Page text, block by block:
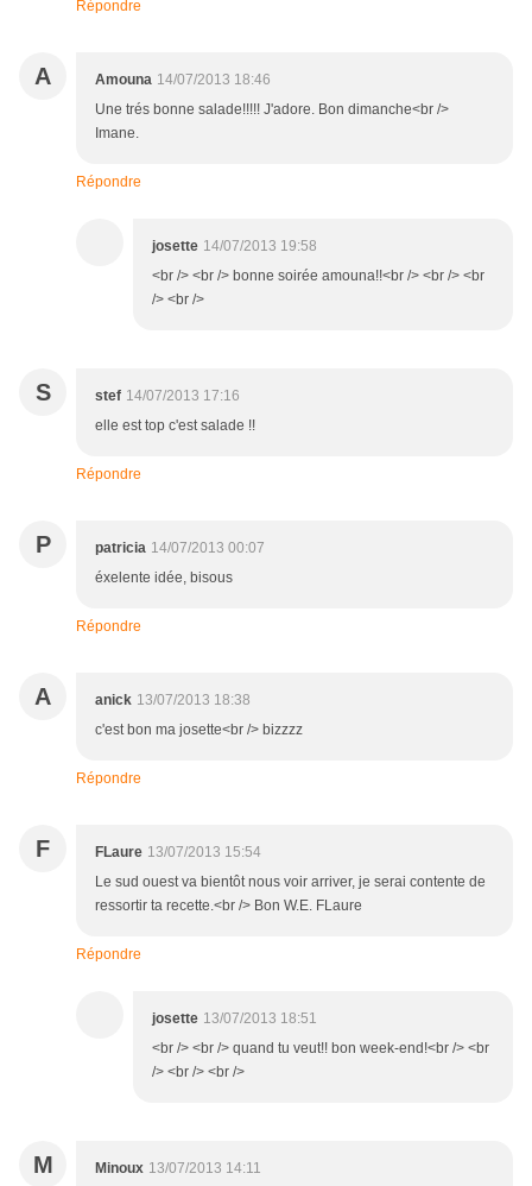
Répondre
A Amouna 14/07/2013 18:46
Une trés bonne salade!!!!! J'adore. Bon dimanche<br />
Imane.
Répondre
josette 14/07/2013 19:58
<br /> <br /> bonne soirée amouna!!<br /> <br /> <br
/> <br />
S stef 14/07/2013 17:16
elle est top c'est salade !!
Répondre
P patricia 14/07/2013 00:07
éxelente idée, bisous
Répondre
A anick 13/07/2013 18:38
c'est bon ma josette<br /> bizzzz
Répondre
F FLaure 13/07/2013 15:54
Le sud ouest va bientôt nous voir arriver, je serai contente de
ressortir ta recette.<br /> Bon W.E. FLaure
Répondre
josette 13/07/2013 18:51
<br /> <br /> quand tu veut!! bon week-end!<br /> <br
/> <br /> <br />
M Minoux 13/07/2013 14:11